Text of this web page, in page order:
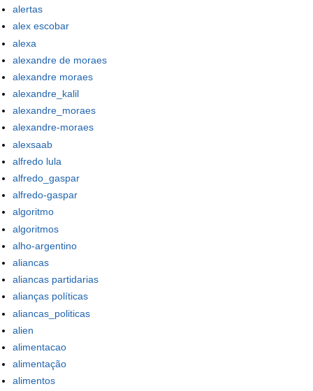
alertas
alex escobar
alexa
alexandre de moraes
alexandre moraes
alexandre_kalil
alexandre_moraes
alexandre-moraes
alexsaab
alfredo lula
alfredo_gaspar
alfredo-gaspar
algoritmo
algoritmos
alho-argentino
aliancas
aliancas partidarias
alianças políticas
aliancas_politicas
alien
alimentacao
alimentação
alimentos